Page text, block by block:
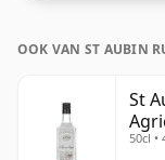
OOK VAN ST AUBIN
St
50cl •